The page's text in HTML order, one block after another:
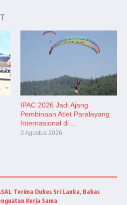
IPAC 2026 Jadi Ajang
Pembinaan Atlet Paralayang
Internasional di ...
3 Agustus 2026
Terima Dubes Sri Lanka, Bahas
Kerja Sama